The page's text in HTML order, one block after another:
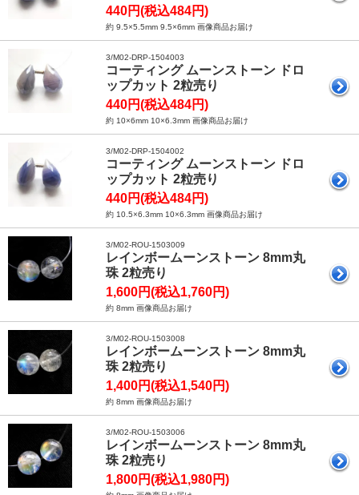
440円(税込484円)
約 9.5×5.5mm 9.5×6mm 画像商品お届け
3/M02-DRP-1504003
コーティング ムーンストーン ドロ
ップカット 2粒売り
440円(税込484円)
約 10×6mm 10×6.3mm 画像商品お届け
3/M02-DRP-1504002
コーティング ムーンストーン ドロ
ップカット 2粒売り
440円(税込484円)
約 10.5×6.3mm 10×6.3mm 画像商品お届け
3/M02-ROU-1503009
レインボームーンストーン 8mm丸
珠 2粒売り
1,600円(税込1,760円)
約 8mm 画像商品お届け
3/M02-ROU-1503008
レインボームーンストーン 8mm丸
珠 2粒売り
1,400円(税込1,540円)
約 8mm 画像商品お届け
3/M02-ROU-1503006
レインボームーンストーン 8mm丸
珠 2粒売り
1,800円(税込1,980円)